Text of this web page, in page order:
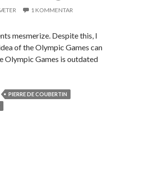
1 KOMMENTAR
mesmerize. Despite this, I
of the Olympic Games can
Olympic Games is outdated
PIERRE DE COUBERTIN